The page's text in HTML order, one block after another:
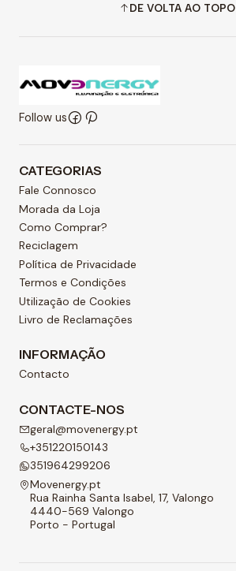
DE VOLTA AO TOPO
Follow us
CATEGORIAS
Fale Connosco
Morada da Loja
Como Comprar?
Reciclagem
Política de Privacidade
Termos e Condições
Utilização de Cookies
Livro de Reclamações
INFORMAÇÃO
Contacto
CONTACTE-NOS
geral@movenergy.pt
+351220150143
351964299206
Movenergy.pt
Rua Rainha Santa Isabel, 17, Valongo
4440-569 Valongo
Porto - Portugal